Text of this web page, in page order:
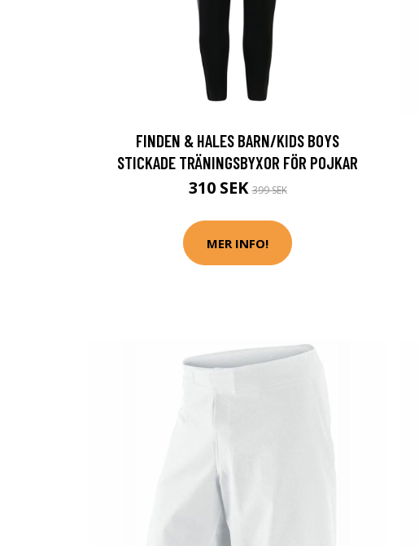
FINDEN & HALES BARN/KIDS BOYS
STICKADE TRÄNINGSBYXOR FÖR POJKAR
310 SEK399 SEK
MER INFO!